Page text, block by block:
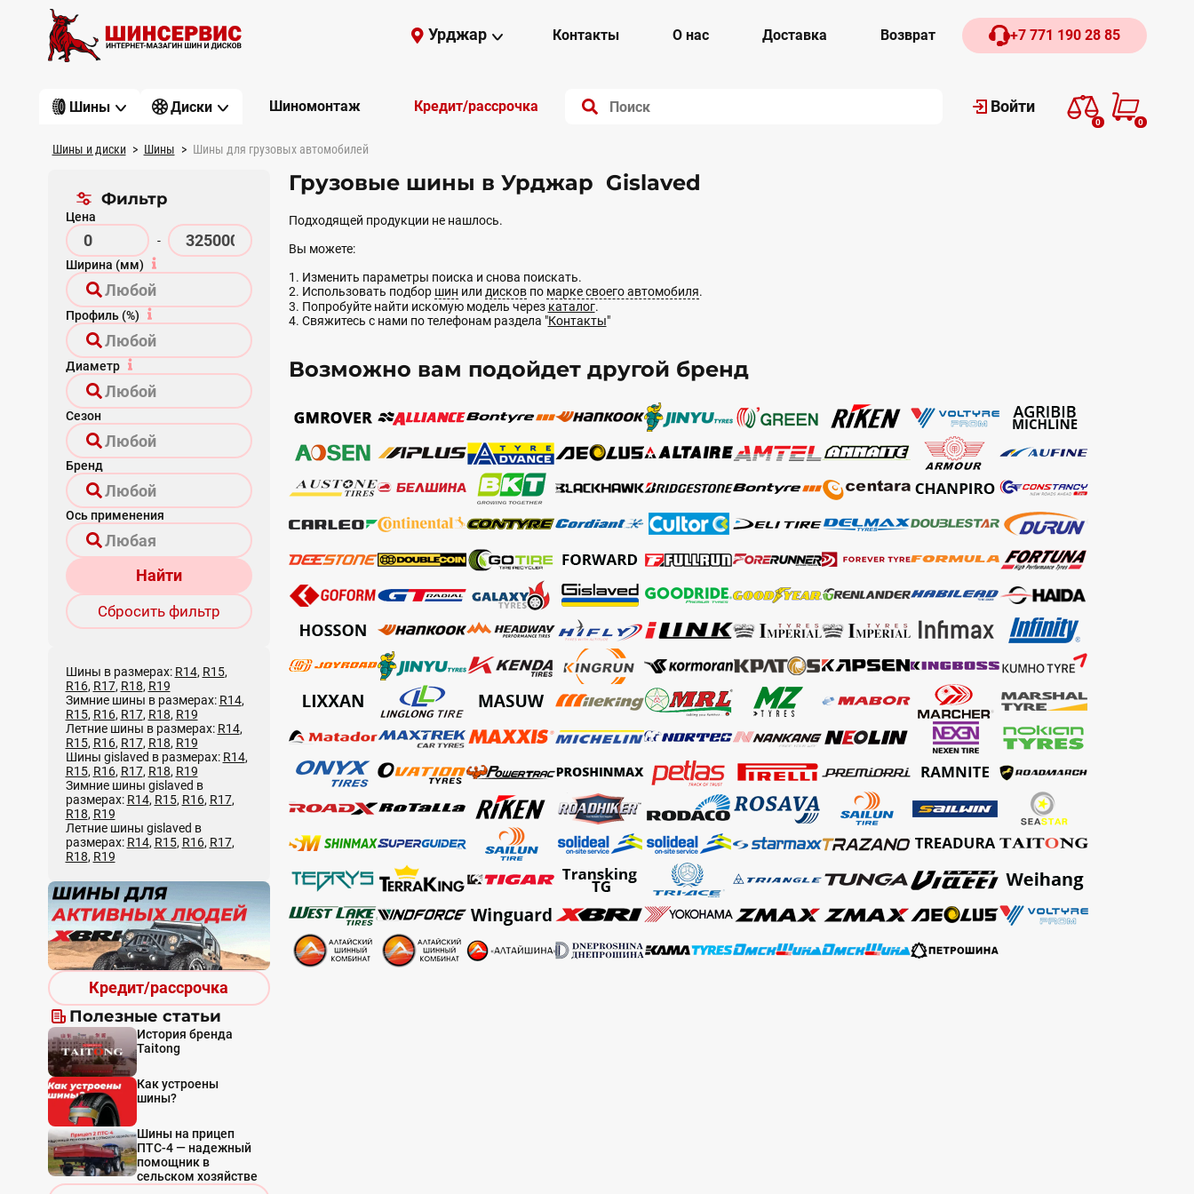
Урджар Контакты О нас Доставка Возврат +7 771 190 28 85
Шины Диски Шиномонтаж Кредит/рассрочка Войти
0 0
Шины и диски Шины Шины для грузовых автомобилей
Фильтр
Цена
-
Ширина (мм)
Профиль (%)
Диаметр
Сезон
Бренд
Ось применения
Найти
Сбросить фильтр
Шины в размерах: R14, R15,
R16, R17, R18, R19
Зимние шины в размерах: R14,
R15, R16, R17, R18, R19
Летние шины в размерах: R14,
R15, R16, R17, R18, R19
Шины gislaved в размерах: R14,
R15, R16, R17, R18, R19
Зимние шины gislaved в
размерах: R14, R15, R16, R17,
R18, R19
Летние шины gislaved в
размерах: R14, R15, R16, R17,
R18, R19
Кредит/рассрочка
Полезные статьи
История бренда
Taitong
Как устроены
шины?
Шины на прицеп
ПТС-4 — надежный
помощник в
сельском хозяйстве
Грузовые шины в Урджар Gislaved
Подходящей продукции не нашлось.
Вы можете:
1. Изменить параметры поиска и снова поискать.
2. Использовать подбор шин или дисковпо марке своего автомобиля.
3. Попробуйте найти искомую модель через каталог.
4. Свяжитесь с нами по телефонам раздела "Контакты"
Возможно вам подойдет другой бренд